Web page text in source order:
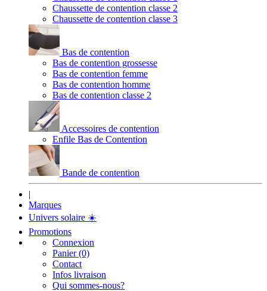
Chaussette de contention classe 2
Chaussette de contention classe 3
Bas de contention
Bas de contention grossesse
Bas de contention femme
Bas de contention homme
Bas de contention classe 2
Accessoires de contention
Enfile Bas de Contention
Bande de contention
|
Marques
Univers solaire ☀️
Promotions
Connexion
Panier (0)
Contact
Infos livraison
Qui sommes-nous?